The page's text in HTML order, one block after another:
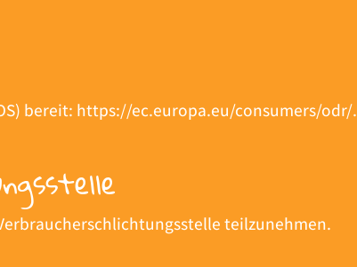
bereit: https://ec.europa.eu/consumers/odr/.
teilzunehmen.